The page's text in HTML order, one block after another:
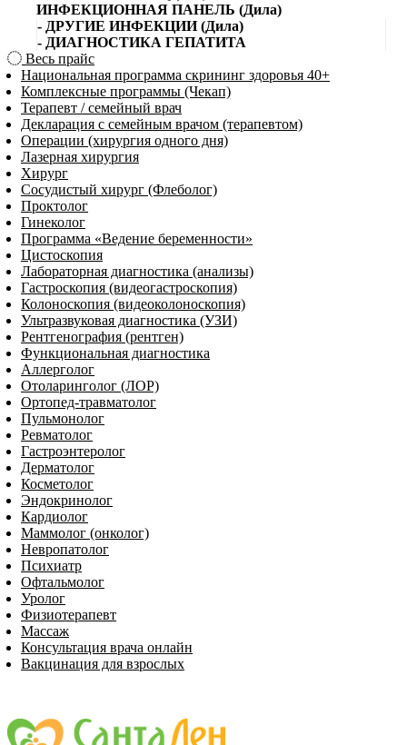
ИНФЕКЦИОННАЯ ПАНЕЛЬ (Дила)
- ДРУГИЕ ИНФЕКЦИИ (Дила)
- ДИАГНОСТИКА ГЕПАТИТА
Весь прайс
Национальная программа скрининг здоровья 40+
Комплексные программы (Чекап)
Терапевт / семейный врач
Декларация с семейным врачом (терапевтом)
Операции (хирургия одного дня)
Лазерная хирургия
Хирург
Сосудистый хирург (Флеболог)
Проктолог
Гинеколог
Программа «Ведение беременности»
Цистоскопия
Лабораторная диагностика (анализы)
Гастроскопия (видеогастроскопия)
Колоноскопия (видеоколоноскопия)
Ультразвуковая диагностика (УЗИ)
Рентгенография (рентген)
Функциональная диагностика
Аллерголог
Отоларинголог (ЛОР)
Ортопед-травматолог
Пульмонолог
Ревматолог
Гастроэнтеролог
Дерматолог
Косметолог
Эндокринолог
Кардиолог
Маммолог (онколог)
Невропатолог
Пси­хи­атр
Офтальмолог
Уролог
Физиотерапевт
Массаж
Консультация врача онлайн
Вакцинация для взрослых